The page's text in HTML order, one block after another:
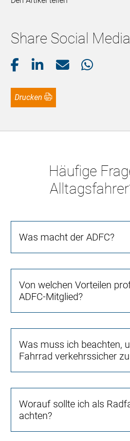
Share Social Media
Drucken
Häufige
Was macht der ADFC?
Von welchen Vorteilen
ADFC-Mitglied?
Was muss ich beachten,
Fahrrad verkehrssicher
Worauf sollte ich als
achten?